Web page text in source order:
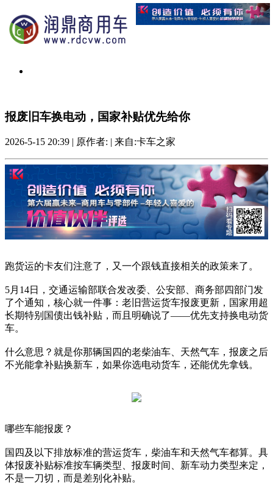
报废旧车换电动，国家补贴优先给你
2026-5-15 20:39 | 原作者: | 来自:卡车之家
跑货运的卡友们注意了，又一个跟钱直接相关的政策来了。
5月14日，交通运输部联合发改委、公安部、商务部四部门发
了个通知，核心就一件事：老旧营运货车报废更新，国家用超
长期特别国债出钱补贴，而且明确说了——优先支持换电动货
车。
什么意思？就是你那辆国四的老柴油车、天然气车，报废之后
不光能拿补贴换新车，如果你选电动货车，还能优先拿钱。
哪些车能报废？
国四及以下排放标准的营运货车，柴油车和天然气车都算。具
体报废补贴标准按车辆类型、报废时间、新车动力类型来定，
不是一刀切，而是差别化补贴。